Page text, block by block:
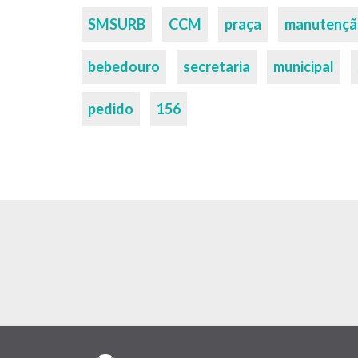
Palavras-
SMSURB CCM praça
bebedouro secretaria municipal
pedido 156